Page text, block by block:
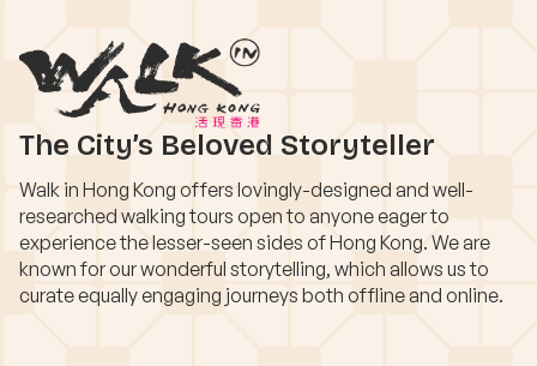
The City’s Beloved Storyteller
Walk in Hong Kong offers lovingly-designed and well-
researched walking tours open to anyone eager to
experience the lesser-seen sides of Hong Kong. We are
known for our wonderful storytelling, which allows us to
curate equally engaging journeys both offline and online.